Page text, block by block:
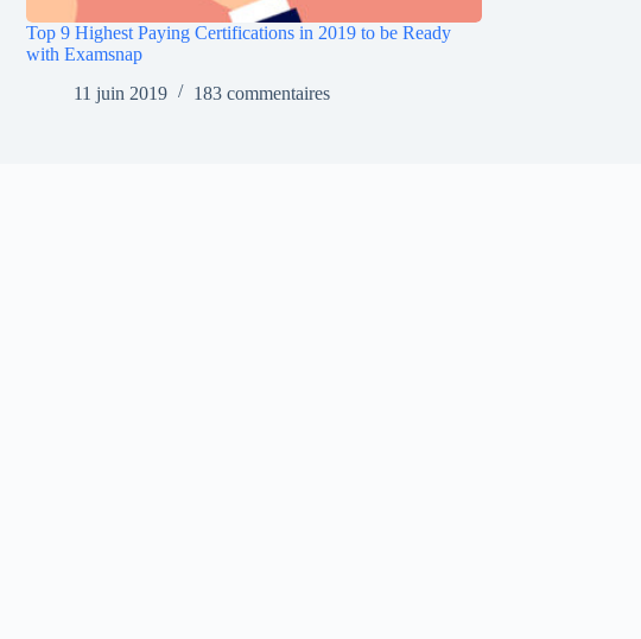
Top 9 Highest Paying Certifications in 2019 to be Ready
with Examsnap
11 juin 2019
183 commentaires